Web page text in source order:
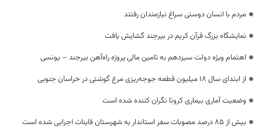
مردم با انسان دوستی سراغ نیازمندان رفتند
نمایشگاه بزرگ قرآن کریم در بیرجند گشایش یافت
اهتمام ویژه دولت سیزدهم به تامین مالی پروژه راه‌آهن بیرجند – یونسی
از ابتدای سال ۱۸ میلیون قطعه جوجه‌ریزی مرغ گوشتی در خراسان جنوبی
وضعیت آماری بیماری کرونا نگران کننده شده است
بیش از ۸۵ درصد مصوبات سفر استاندار به شهرستان قاینات اجرایی شده است